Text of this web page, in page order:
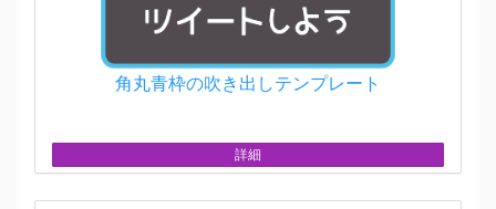
角丸青枠の吹き出しテンプレート
詳細